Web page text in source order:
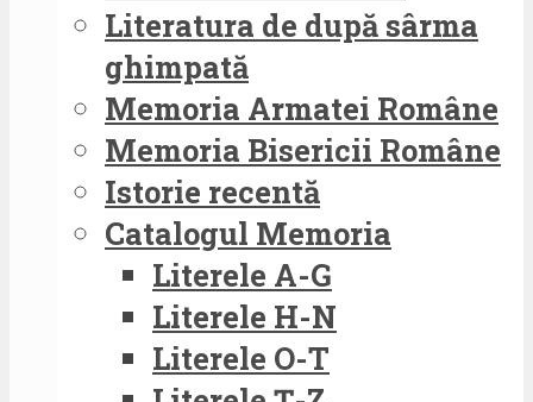
Literatura de după sârma
ghimpată
Memoria Armatei Române
Memoria Bisericii Române
Istorie recentă
Catalogul Memoria
Literele A-G
Literele H-N
Literele O-T